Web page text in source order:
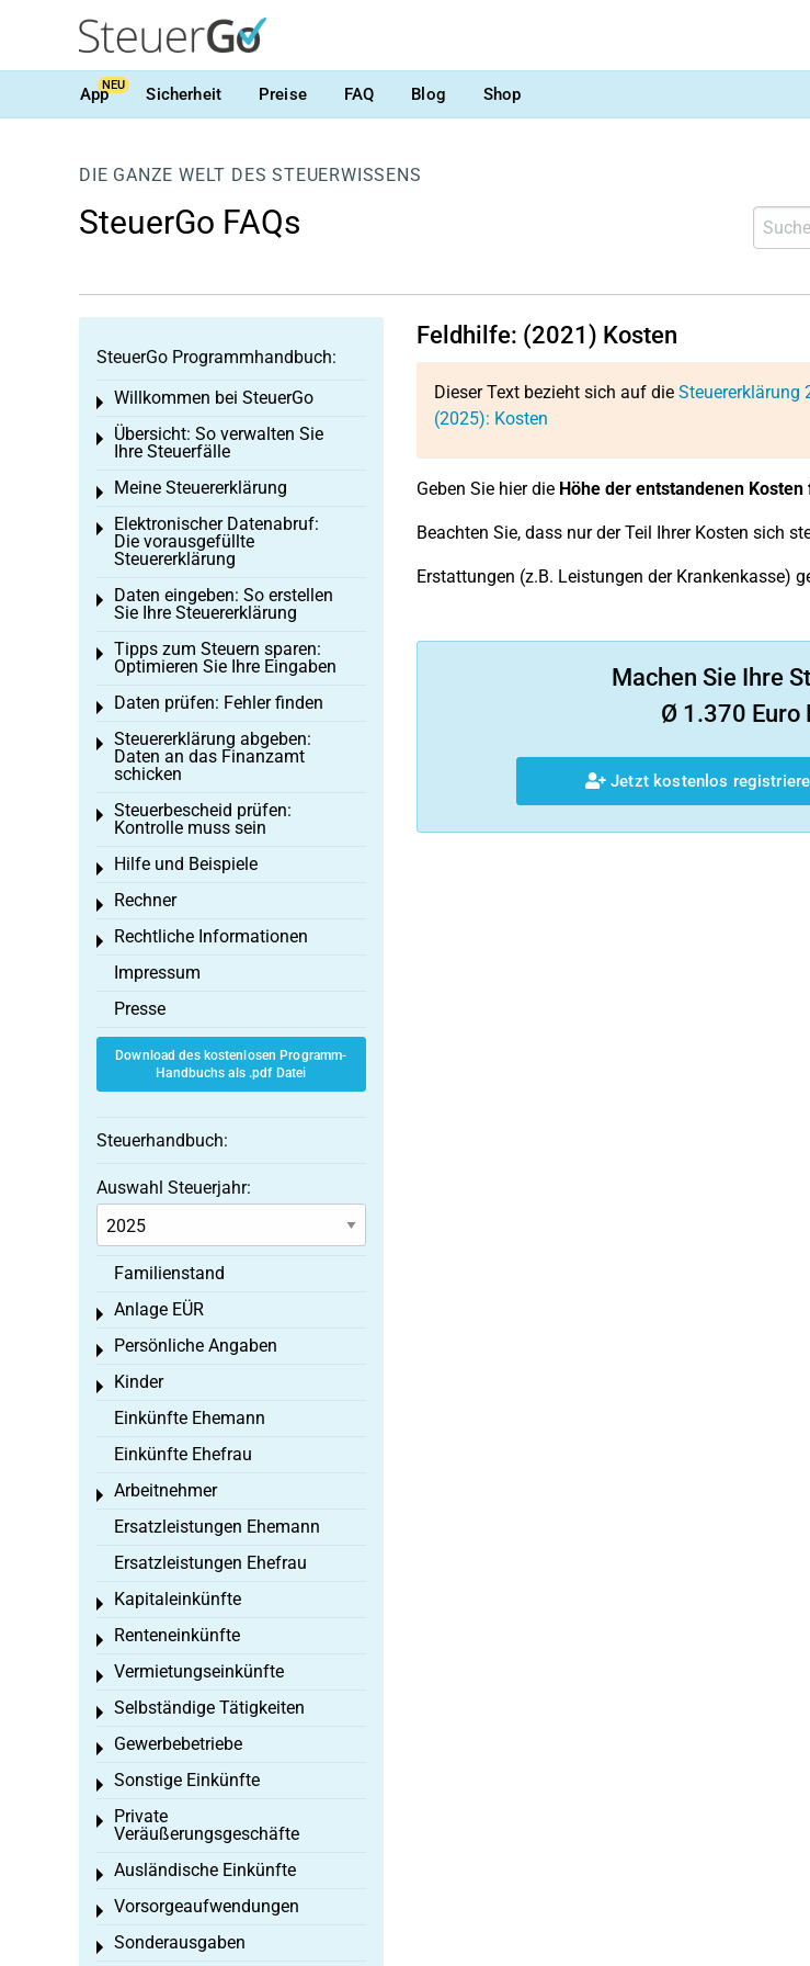
AppNEU Sicherheit Preise FAQ Blog Shop
DIE GANZE WELT DES STEUERWISSENS
SteuerGo FAQs
Feldhilfe: (2021) Kosten
Dieser Text bezieht sich auf die Steuererklärung
(2025): Kosten
Geben Sie hier dieHöhe der entstandenen
Beachten Sie, dass nur der Teil Ihrer Kosten sich
Erstattungen (z.B. Leistungen der Krankenkasse)
Machen Sie Ihre
Ø 1.370 Euro
Jetzt kostenlos
SteuerGo Programmhandbuch:
Willkommen bei SteuerGo
Toggle menu
Übersicht: So verwalten Sie
Ihre Steuerfälle
Toggle menu
Meine Steuererklärung
Toggle menu
Elektronischer Datenabruf:
Die vorausgefüllte
Steuererklärung
Toggle menu
Daten eingeben: So erstellen
Sie Ihre Steuererklärung
Toggle menu
Tipps zum Steuern sparen:
Optimieren Sie Ihre Eingaben
Toggle menu
Daten prüfen: Fehler finden
Toggle menu
Steuererklärung abgeben:
Daten an das Finanzamt
schicken
Toggle menu
Steuerbescheid prüfen:
Kontrolle muss sein
Toggle menu
Hilfe und Beispiele
Toggle menu
Rechner
Toggle menu
Rechtliche Informationen
Toggle menu
Impressum
Presse
Download des kostenlosen Programm-
Handbuchs als .pdf Datei
Steuerhandbuch:
Auswahl Steuerjahr:
Familienstand
Anlage EÜR
Toggle menu
Persönliche Angaben
Toggle menu
Kinder
Toggle menu
Einkünfte Ehemann
Einkünfte Ehefrau
Arbeitnehmer
Toggle menu
Ersatzleistungen Ehemann
Ersatzleistungen Ehefrau
Kapitaleinkünfte
Toggle menu
Renteneinkünfte
Toggle menu
Vermietungseinkünfte
Toggle menu
Selbständige Tätigkeiten
Toggle menu
Gewerbebetriebe
Toggle menu
Sonstige Einkünfte
Toggle menu
Private
Veräußerungsgeschäfte
Toggle menu
Ausländische Einkünfte
Toggle menu
Vorsorgeaufwendungen
Toggle menu
Sonderausgaben
Toggle menu